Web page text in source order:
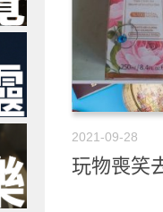
2021-09-28
玩物喪笑